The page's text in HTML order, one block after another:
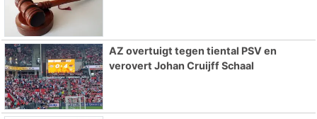
AZ overtuigt tegen tiental PSV en
verovert Johan Cruijff Schaal